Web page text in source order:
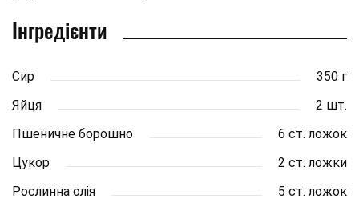
Інгредієнти
Сир
350 г
Яйця
2 шт.
Пшеничне борошно
6 ст. ложок
Цукор
2 ст. ложки
Рослинна олія
5 ст. ложок